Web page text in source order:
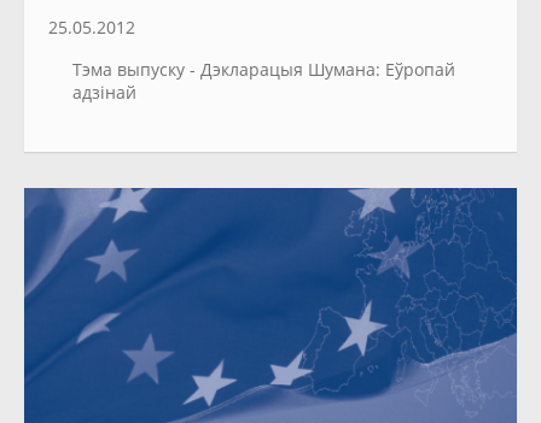
25.05.2012
Тэма выпуску - Дэкларацыя Шумана: Еўропай
адзiнай